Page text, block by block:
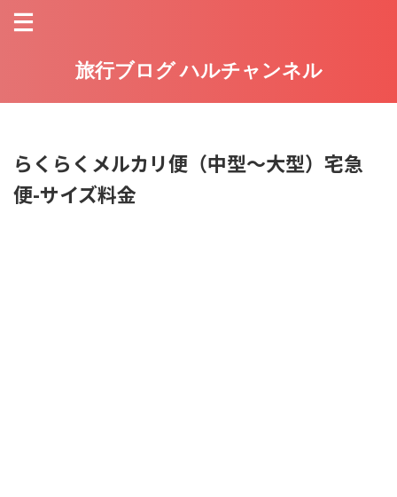
旅行ブログ ハルチャンネル
らくらくメルカリ便（中型～大型）宅急
便-サイズ料金